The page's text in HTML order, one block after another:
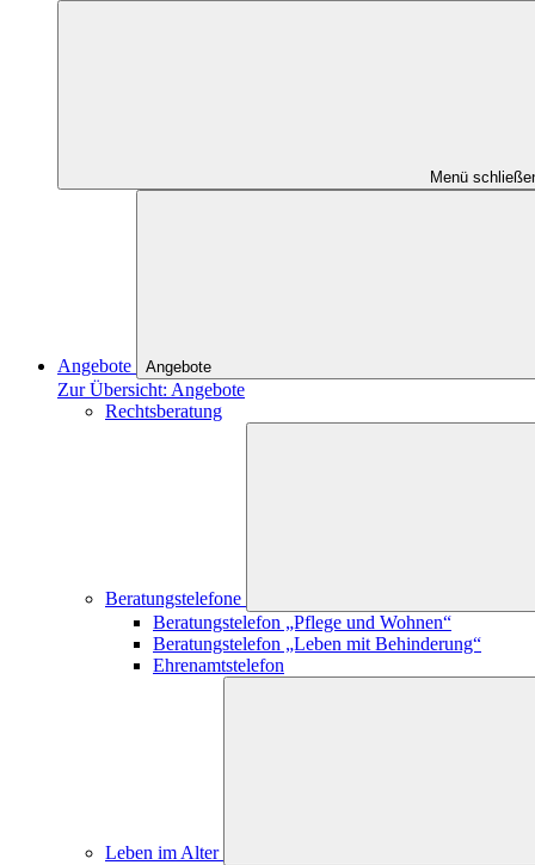
Menü
Angebote Angebote
Zur Übersicht: Angebote
Rechtsberatung
Beratungstelefone
Beratungstelefon „Pflege und Wohnen“
Beratungstelefon „Leben mit Behinderung“
Ehrenamtstelefon
Leben im Alter